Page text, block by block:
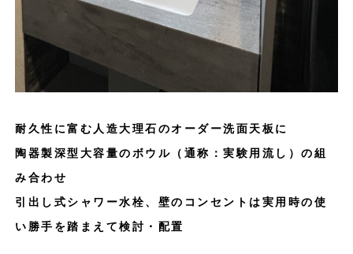
耐久性に富む人造大理石のオーダー洗面天板に
陶器製深型大容量のボウル（通称：実験用流し）の組
み合わせ
引出し式シャワー水栓、壁のコンセントは実用時の使
い勝手を踏まえて検討・配置